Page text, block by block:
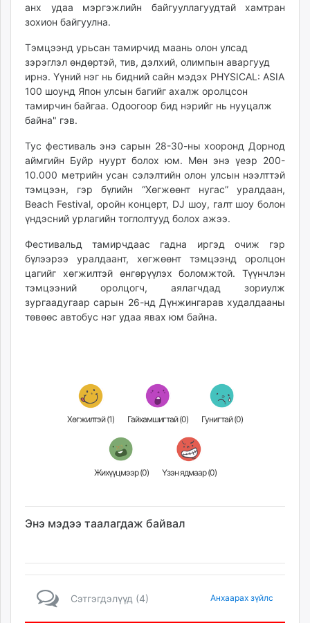
tumen.mn
shuum.mn
times.mn
tvmongolia.mn
mass.mn
unegui.mn
assa.mn
tac.mn
paparazzi.mn
unread.today
анх удаа мэргэжлийн байгууллагуудтай хамтран
зохион байгуулна.
Тэмцээнд урьсан тамирчид маань олон улсад
зэрэглэл өндөртэй, тив, дэлхий, олимпын аваргууд
ирнэ. Үүний нэг нь бидний сайн мэдэх PHYSICAL: ASIA
100 шоунд Япон улсын багийг ахалж оролцсон
тамирчин байгаа. Одоогоор бид нэрийг нь нууцалж
байна" гэв.
Тус фестиваль энэ сарын 28-30-ны хооронд Дорнод
аймгийн Буйр нуурт болох юм. Мөн энэ үеэр 200-
10.000 метрийн усан сэлэлтийн олон улсын нээлттэй
тэмцээн, гэр бүлийн “Хөгжөөнт нугас” уралдаан,
Beach Festival, оройн концерт, DJ шоу, галт шоу болон
үндэсний урлагийн тоглолтууд болох ажээ.
Фестивальд тамирчдаас гадна иргэд очиж гэр
бүлээрээ уралдаант, хөгжөөнт тэмцээнд оролцон
цагийг хөгжилтэй өнгөрүүлэх боломжтой. Түүнчлэн
тэмцээний оролцогч, аялагчдад зориулж
зургаадугаар сарын 26-нд Дүнжингарав худалдааны
төвөөс автобус нэг удаа явах юм байна.
Хөгжилтэй (1) Гайхамшигтай (0) Гунигтай (0)
Жихүүцмээр (0) Үзэн ядмаар (0)
Энэ мэдээ таалагдаж байвал
Сэтгэгдэлүүд (4) Анхаарах зүйлс